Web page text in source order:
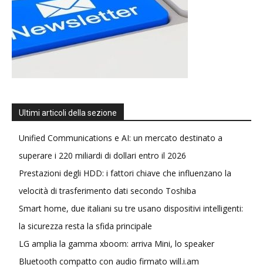
Ultimi articoli della sezione
Unified Communications e AI: un mercato destinato a
superare i 220 miliardi di dollari entro il 2026
Prestazioni degli HDD: i fattori chiave che influenzano la
velocità di trasferimento dati secondo Toshiba
Smart home, due italiani su tre usano dispositivi intelligenti:
la sicurezza resta la sfida principale
LG amplia la gamma xboom: arriva Mini, lo speaker
Bluetooth compatto con audio firmato will.i.am